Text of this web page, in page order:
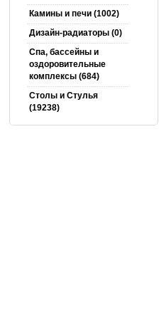
Камины и печи (1002)
Дизайн-радиаторы (0)
Спа, бассейны и
оздоровительные
комплексы (684)
Столы и Cтулья
(19238)